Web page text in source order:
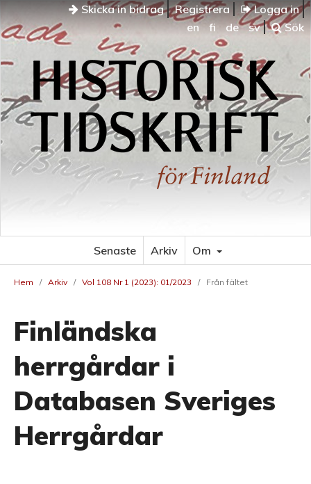
Skicka in bidrag Registrera
Logga in
en
fi de sv Sök
Senaste Arkiv Om
Hem / Arkiv / Vol 108 Nr 1 (2023): 01/2023 / Från fältet
Finländska
herrgårdar i
Databasen Sveriges
Herrgårdar